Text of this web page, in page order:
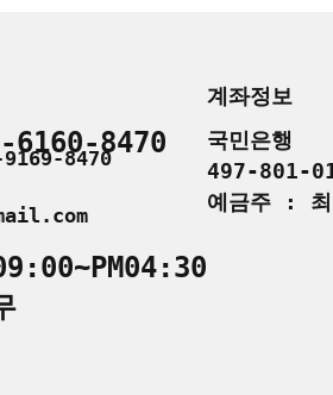
8470
8470
계좌정보
국민은행
497-801-
예금주 : 최